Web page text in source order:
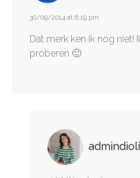
30/09/2014 at 6:19 pm
Dat merk ken ik nog niet!
proberen 🙂